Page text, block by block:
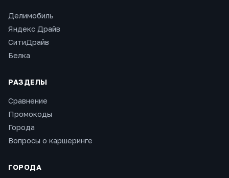
Делимобиль
Яндекс Драйв
СитиДрайв
Белка
РАЗДЕЛЫ
Сравнение
Промокоды
Города
Вопросы о каршеринге
ГОРОДА